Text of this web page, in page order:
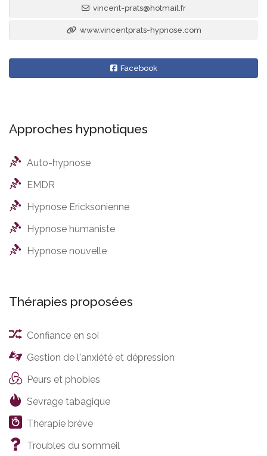
vincent-prats@hotmail.fr
www.vincentprats-hypnose.com
Facebook
Approches hypnotiques
Auto-hypnose
EMDR
Hypnose Ericksonienne
Hypnose humaniste
Hypnose nouvelle
Thérapies proposées
Confiance en soi
Gestion de l'anxiété et dépression
Peurs et phobies
Sevrage tabagique
Thérapie brève
Troubles du sommeil